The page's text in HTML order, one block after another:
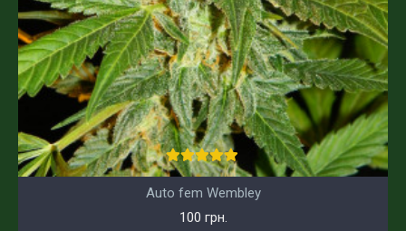
Auto fem Wembley
100 грн.